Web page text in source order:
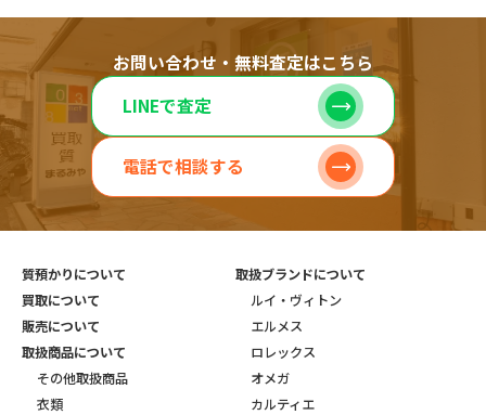
お問い合わせ・無料査定はこちら
LINEで査定
電話で相談する
質預かりについて
買取について
販売について
取扱商品について
その他取扱商品
衣類
取扱ブランドについて
ルイ・ヴィトン
エルメス
ロレックス
オメガ
カルティエ